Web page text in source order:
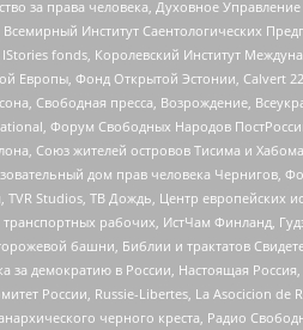
права человека, Духовное Управление
Институт Саентологических
fonds, Королевский Институт
Фонд Открытой Эстонии, Calvert
Свободная пресса, Возрождение,
Форум Свободных Народов
Союз жителей островов Тисима и
дом прав человека Чернигов,
Studios, ТВ Дождь, Центр европейских
рабочих, ИстЧам Финланд,
башни, Библии и трактатов
демократию в России, Настоящая
России, Russie-Libertes, La Asocicion de
черного креста, Радио